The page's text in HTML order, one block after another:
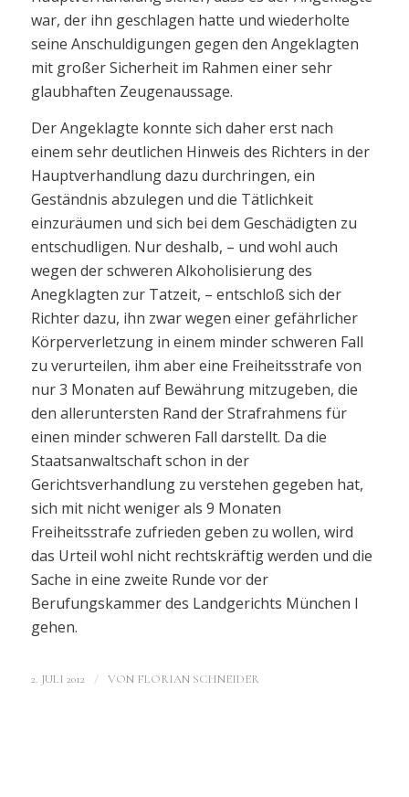
war, der ihn geschlagen hatte und wiederholte
seine Anschuldigungen gegen den Angeklagten
mit großer Sicherheit im Rahmen einer sehr
glaubhaften Zeugenaussage.
Der Angeklagte konnte sich daher erst nach
einem sehr deutlichen Hinweis des Richters in der
Hauptverhandlung dazu durchringen, ein
Geständnis abzulegen und die Tätlichkeit
einzuräumen und sich bei dem Geschädigten zu
entschudligen. Nur deshalb, – und wohl auch
wegen der schweren Alkoholisierung des
Anegklagten zur Tatzeit, – entschloß sich der
Richter dazu, ihn zwar wegen einer gefährlicher
Körperverletzung in einem minder schweren Fall
zu verurteilen, ihm aber eine Freiheitsstrafe von
nur 3 Monaten auf Bewährung mitzugeben, die
den alleruntersten Rand der Strafrahmens für
einen minder schweren Fall darstellt. Da die
Staatsanwaltschaft schon in der
Gerichtsverhandlung zu verstehen gegeben hat,
sich mit nicht weniger als 9 Monaten
Freiheitsstrafe zufrieden geben zu wollen, wird
das Urteil wohl nicht rechtskräftig werden und die
Sache in eine zweite Runde vor der
Berufungskammer des Landgerichts München I
gehen.
2. JULI 2012 / VON FLORIAN SCHNEIDER